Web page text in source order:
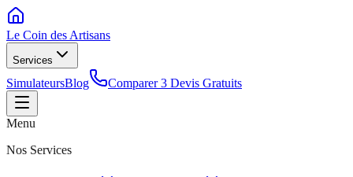
Le Coin des Artisans
Services
SimulateursBlog Comparer 3 Devis Gratuits
Menu
Nos Services